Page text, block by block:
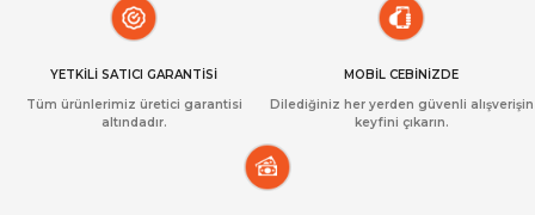
YETKİLİ SATICI GARANTİSİ
Tüm ürünlerimiz üretici garantisi
altındadır.
MOBİL CEBİNİZDE
Dilediğiniz her yerden güvenli alışverişin
keyfini çıkarın.